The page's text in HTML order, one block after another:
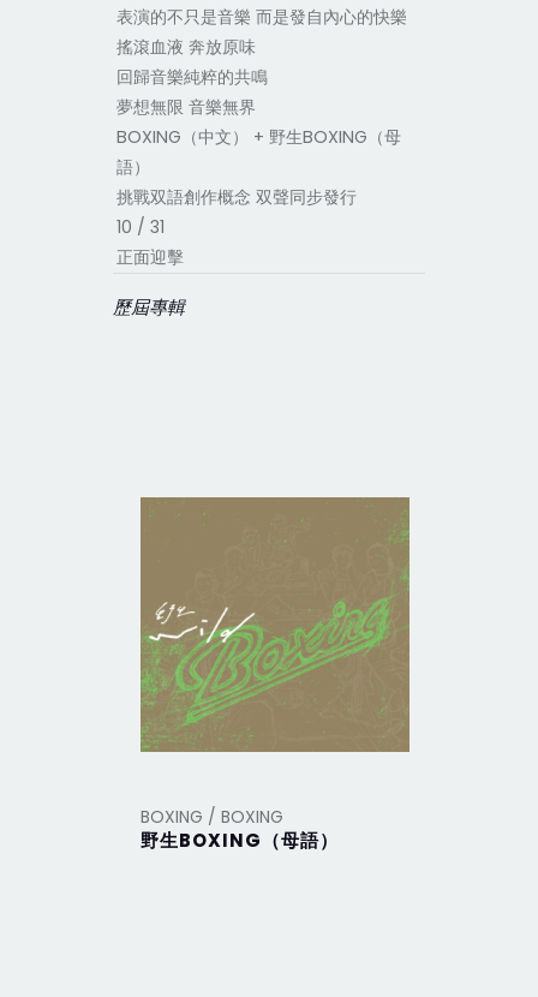
表演的不只是音樂 而是發自內心的快樂
搖滾血液 奔放原味
回歸音樂純粹的共鳴
夢想無限 音樂無界
BOXING（中文） + 野生BOXING（母
語）
挑戰双語創作概念 双聲同步發行
10 / 31
正面迎擊
歷屆專輯
BOXING / BOXING
野生BOXING（母語）